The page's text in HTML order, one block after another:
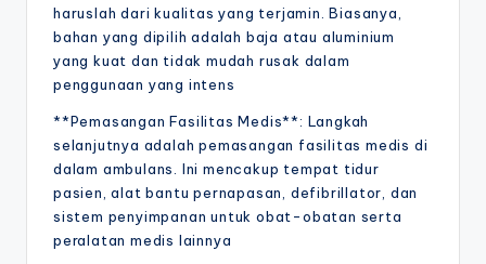
haruslah dari kualitas yang terjamin. Biasanya,
bahan yang dipilih adalah baja atau aluminium
yang kuat dan tidak mudah rusak dalam
penggunaan yang intens
**Pemasangan Fasilitas Medis**: Langkah
selanjutnya adalah pemasangan fasilitas medis di
dalam ambulans. Ini mencakup tempat tidur
pasien, alat bantu pernapasan, defibrillator, dan
sistem penyimpanan untuk obat-obatan serta
peralatan medis lainnya